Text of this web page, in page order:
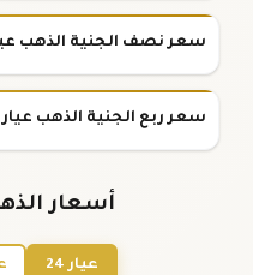
سعر نصف الجنية الذهب عيار
سعر ربع الجنية الذهب عيار ٢١
أسعار
عيار 24